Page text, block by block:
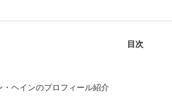
目次
・ヘインのプロフィール紹介